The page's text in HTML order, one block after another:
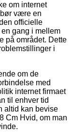
om internet
være en
officielle
gang i mellem
på området. Dette
i
om de
med
internet firmaet
til enhver tid
altid kan bevise
Cm Hvid, om man